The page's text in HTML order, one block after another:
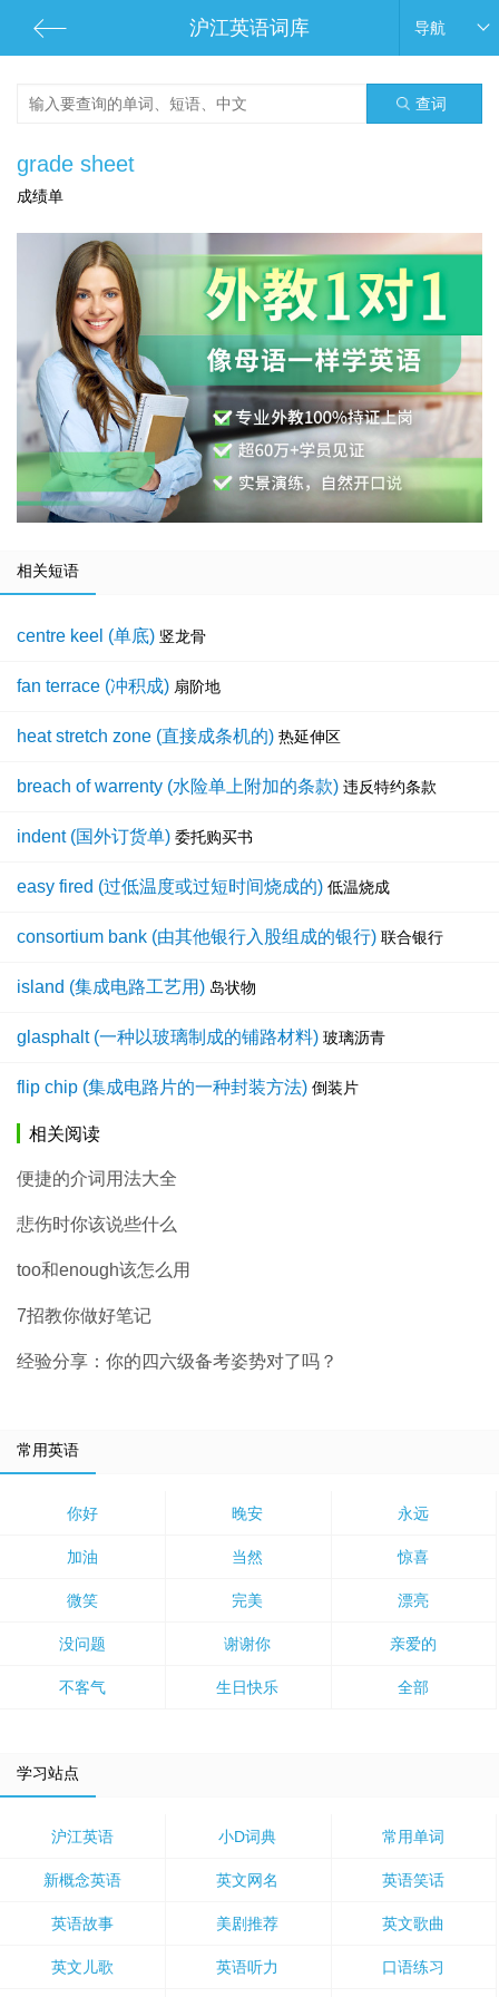
沪江英语词库 导航
查词
grade sheet
成绩单
相关短语
centre keel (单底) 竖龙骨
fan terrace (冲积成) 扇阶地
heat stretch zone (直接成条机的) 热延伸区
breach of warrenty (水险单上附加的条款) 违反特约条款
indent (国外订货单) 委托购买书
easy fired (过低温度或过短时间烧成的) 低温烧成
consortium bank (由其他银行入股组成的银行) 联合银行
island (集成电路工艺用) 岛状物
glasphalt (一种以玻璃制成的铺路材料) 玻璃沥青
flip chip (集成电路片的一种封装方法) 倒装片
相关阅读
便捷的介词用法大全
悲伤时你该说些什么
too和enough该怎么用
7招教你做好笔记
经验分享：你的四六级备考姿势对了吗？
常用英语
你好 晚安 永远
加油 当然 惊喜
微笑 完美 漂亮
没问题 谢谢你 亲爱的
不客气 生日快乐 全部
学习站点
沪江英语 小D词典 常用单词
新概念英语 英文网名 英语笑话
英语故事 美剧推荐 英文歌曲
英文儿歌 英语听力 口语练习